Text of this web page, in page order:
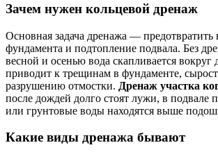
Зачем нужен кольцевой дренаж
Основная задача дренажа — предотвратить
фундамента и подтопление подвала. Без
весной и осенью вода скапливается вокруг
приводит к трещинам в фундаменте,
разрушению отмостки. Дренаж участка
после дождей долго стоят лужи, в подвале
или грунтовые воды находятся выше
Какие виды дренажа бывают